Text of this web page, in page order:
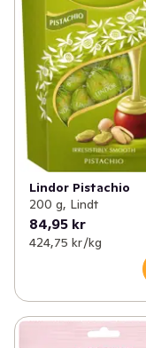
Lindor Pistachio
200 g, Lindt
84,95 kr
424,75 kr /kg